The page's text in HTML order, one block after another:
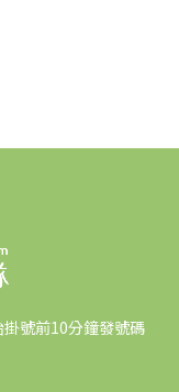
號前10分鐘發號碼